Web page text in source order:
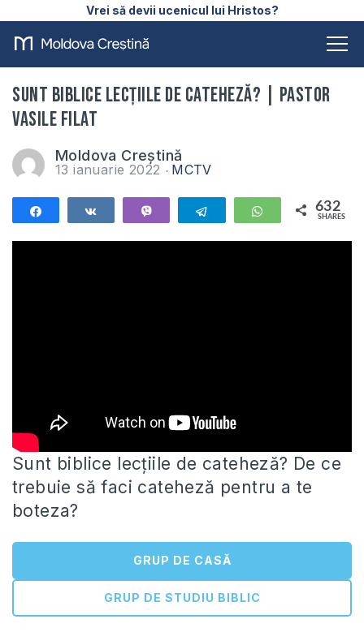
Vrei să devii ucenicul lui Hristos?
Sunt biblice lecțiile de cateheză? | Pastor
Vasile Filat
Moldova Creștină
13 ianuarie 2022 MCTV
Telegram WhatsApp
632
SHARES
Sunt biblice lecțiile de cateheză? De ce
trebuie să faci cateheză pentru a te
boteza?
GRUP DE CASĂ
GRUP DE STUDIU BIBLIC